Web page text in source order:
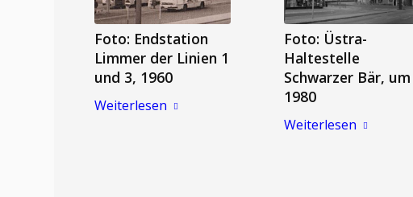
Foto: Endstation
Limmer der Linien 1
und 3, 1960
Weiterlesen
Foto: Üstra-
Haltestelle
Schwarzer Bär, um
1980
Weiterlesen